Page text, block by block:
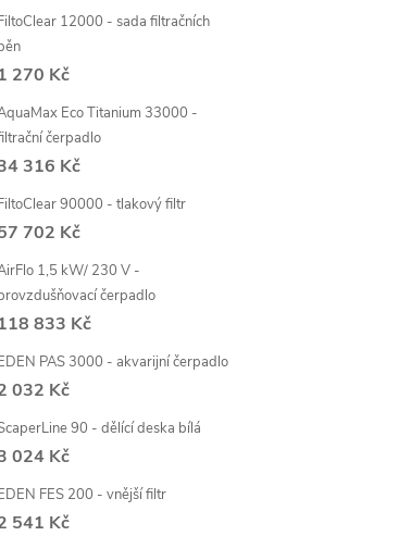
12000 - sada filtračních
270 Kč
Eco Titanium 33000 -
čerpadlo
316 Kč
90000 - tlakový filtr
702 Kč
1,5 kW/ 230 V -
čerpadlo
833 Kč
PAS 3000 - akvarijní čerpadlo
032 Kč
90 - dělící deska bílá
024 Kč
FES 200 - vnější filtr
541 Kč